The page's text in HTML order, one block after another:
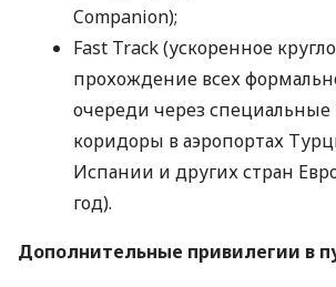
Companion);
Fast Track (ускоренное
прохождение всех
очереди через
коридоры в аэропортах
Испании и других стран
год).
Дополнительные привилегии в